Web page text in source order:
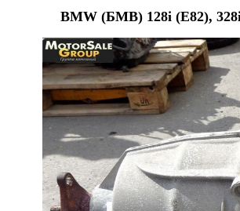
BMW (БМВ) 128i (E82),